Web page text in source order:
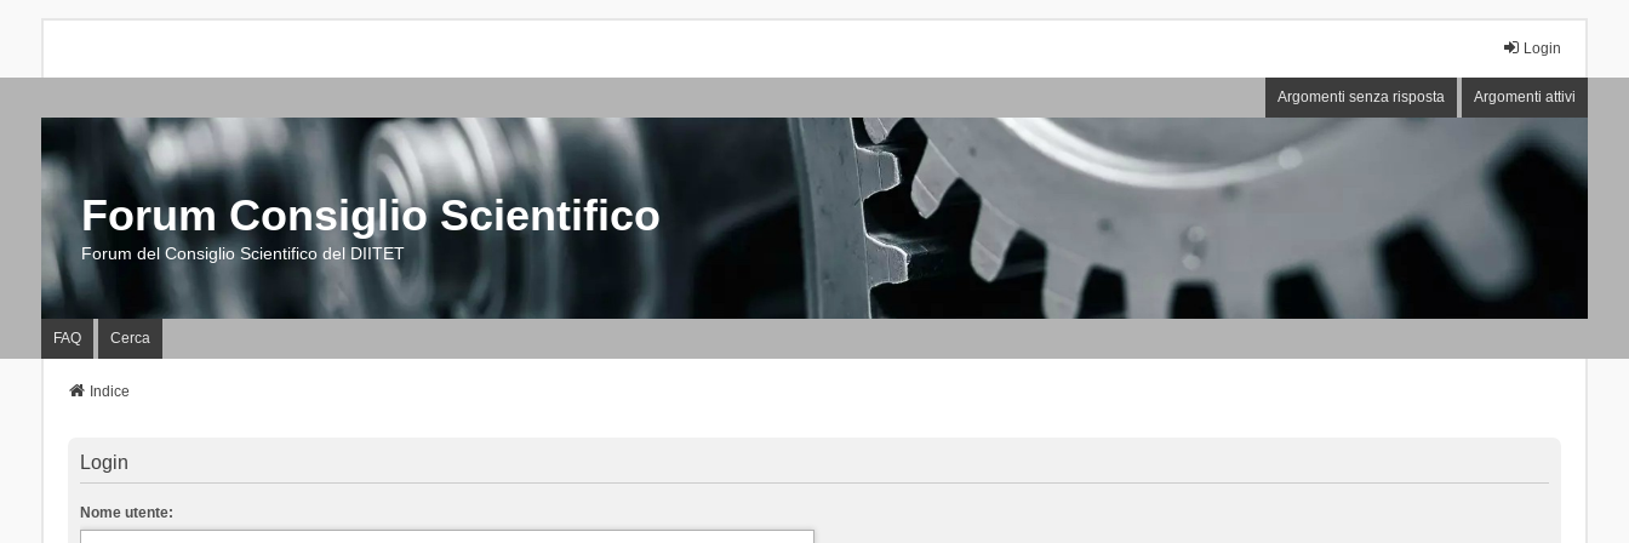
Login
Argomenti senza risposta Argomenti attivi
Forum Consiglio Scientifico
Forum del Consiglio Scientifico del DIITET
FAQ Cerca
Indice
Login
Nome utente: